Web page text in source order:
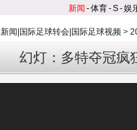
新闻 -体育-S-娱
闻|国际足球转会|国际足球视频 >
幻灯：多特夺冠疯